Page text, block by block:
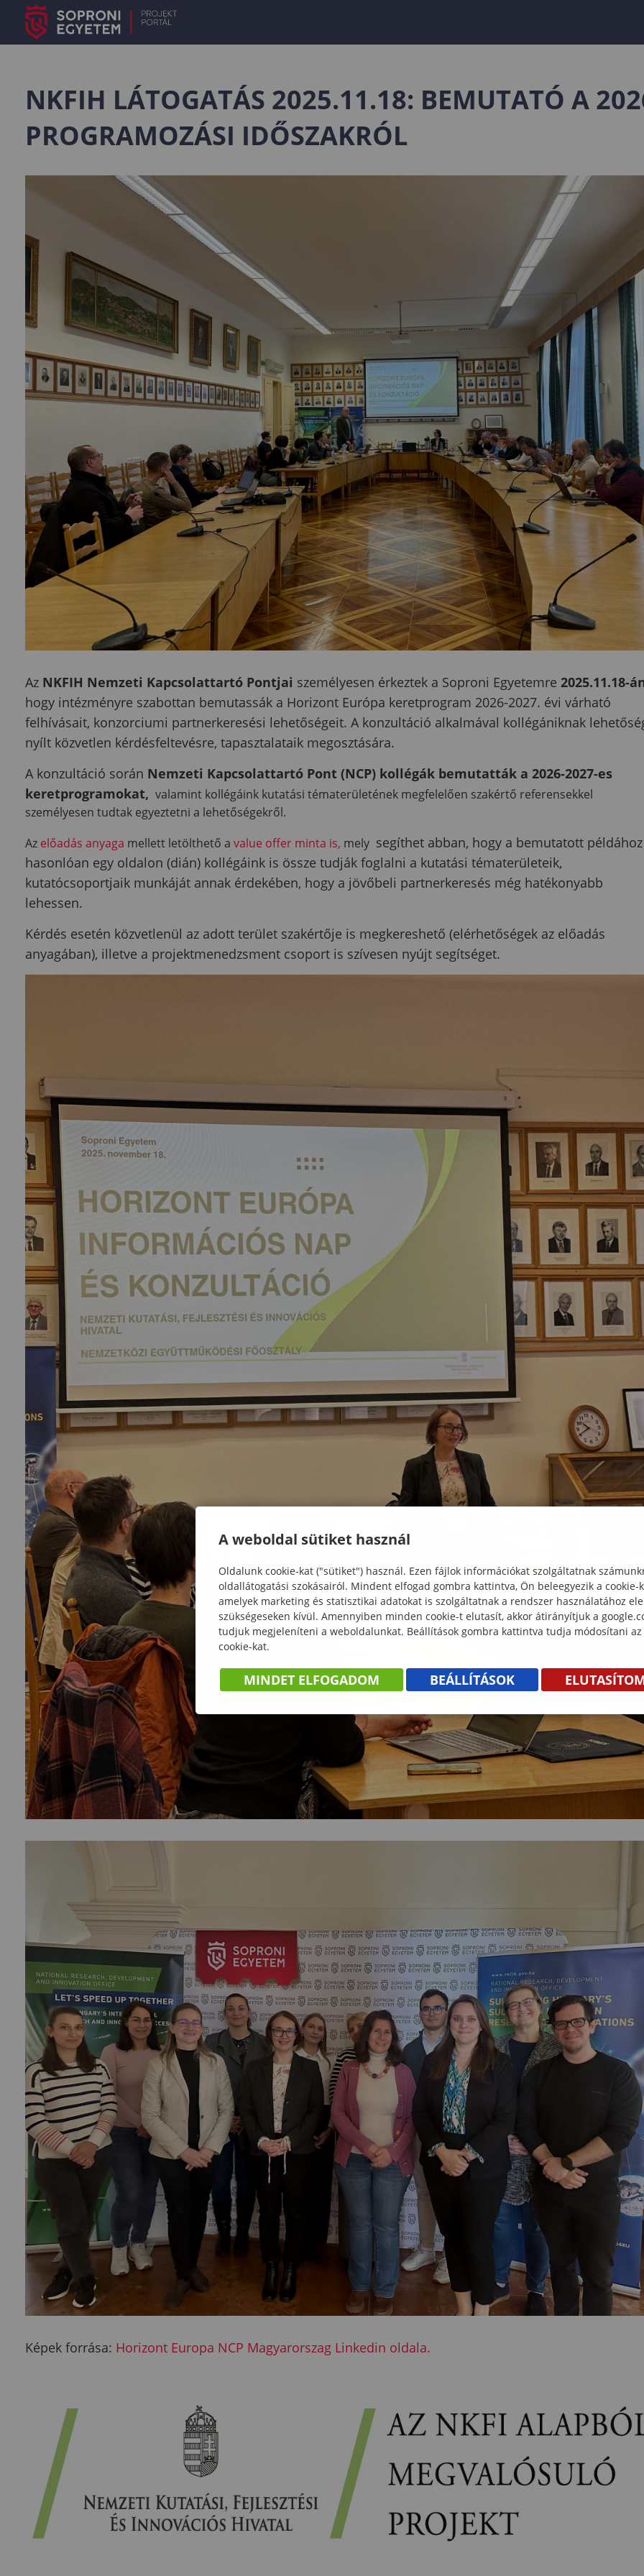
NKFIH LÁTOGATÁS 2025.11.18: BEMUTATÓ A
PROGRAMOZÁSI IDŐSZAKRÓL
Az NKFIH Nemzeti Kapcsolattartó Pontjai személyesen érkeztek a Soproni Egyetemre 2025.11.18-
hogy intézményre szabottan bemutassák a Horizont Európa keretprogram 2026-2027. évi várható
felhívásait, konzorciumi partnerkeresési lehetőségeit. A konzultáció alkalmával kollégániknak
nyílt közvetlen kérdésfeltevésre, tapasztalataik megosztására.
A konzultáció során Nemzeti Kapcsolattartó Pont (NCP) kollégák bemutatták a 2026-2027-es
keretprogramokat, valamint kollégáink kutatási tématerületének megfelelően szakértő referensekkel
személyesen tudtak egyeztetni a lehetőségekről.
Az előadás anyaga mellett letölthető a value offer minta is, mely segíthet abban, hogy a bemutatott példához
hasonlóan egy oldalon (dián) kollégáink is össze tudják foglalni a kutatási tématerületeik,
kutatócsoportjaik munkáját annak érdekében, hogy a jövőbeli partnerkeresés még hatékonyabb
lehessen.
Kérdés esetén közvetlenül az adott terület szakértője is megkereshető (elérhetőségek az előadás
anyagában), illetve a projektmenedzsment csoport is szívesen nyújt segítséget.
Képek forrása: Horizont Europa NCP Magyarorszag Linkedin oldala.
A weboldal sütiket használ
Oldalunk cookie-kat ("sütiket") használ. Ezen fájlok információkat szolgáltatnak
oldallátogatási szokásairól. Mindent elfogad gombra kattintva, Ön beleegyezik a cookie-
amelyek marketing és statisztikai adatokat is szolgáltatnak a rendszer használatához
szükségeseken kívül. Amennyiben minden cookie-t elutasít, akkor átirányítjuk a
tudjuk megjeleníteni a weboldalunkat. Beállítások gombra kattintva tudja módosítani
cookie-kat.
MINDET ELFOGADOM BEÁLLÍTÁSOK